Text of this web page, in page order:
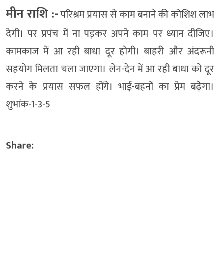
मीन राशि :-परिश्रम प्रयास से काम बनाने की कोशिश लाभ
देगी। पर प्रपंच में ना पड़कर अपने काम पर ध्यान दीजिए।
कामकाज में आ रही बाधा दूर होगी। बाहरी और अंदरूनी
सहयोग मिलता चला जाएगा। लेन-देन में आ रही बाधा को दूर
करने के प्रयास सफल होंगे। भाई-बहनों का प्रेम बढ़ेेगा।
शुभांक-1-3-5
Share: